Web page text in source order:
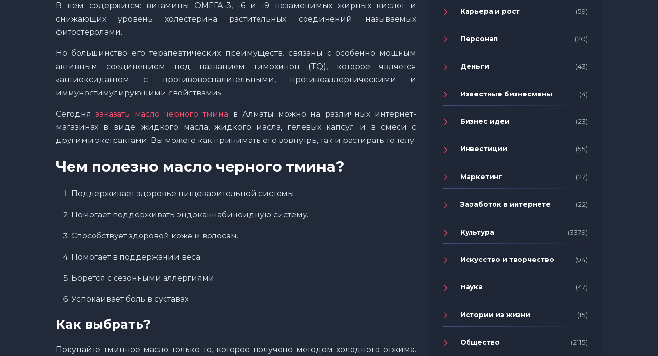
В нем содержится: витамины ОМЕГА-3, -6 и -9 незаменимых жирных кислот и
снижающих уровень холестерина растительных соединений, называемых
фитостеролами.
Но большинство его терапевтических преимуществ, связаны с особенно мощным
активным соединением под названием тимохинон (TQ), которое является
«антиоксидантом с противовоспалительными, противоаллергическими и
иммуностимулирующими свойствами».
Сегоднязаказать масло черного тмина в Алматы можно на различных интернет-
магазинах в виде: жидкого масла, жидкого масла, гелевых капсул и в смеси с
другими экстрактами. Вы можете как принимать его вовнутрь, так и растирать то телу.
Чем полезно масло черного тмина?
Поддерживает здоровье пищеварительной системы.
Помогает поддерживать эндоканнабиноидную систему.
Способствует здоровой коже и волосам.
Помогает в поддержании веса.
Борется с сезонными аллергиями.
Успокаивает боль в суставах.
Как выбрать?
Покупайте тминное масло только то, которое получено методом холодного отжима.
Карьера и рост (59)
Персонал (20)
Деньги (43)
Известные бизнесмены (4)
Бизнес идеи (23)
Инвестиции (55)
Маркетинг (27)
Заработок в интернете (22)
Культура (3379)
Искусство и творчество (94)
Наука (47)
Истории из жизни (15)
Общество (2115)